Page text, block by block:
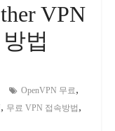
VPN
법
OpenVPN 무료 ,
, 무료 VPN 접속방법 ,